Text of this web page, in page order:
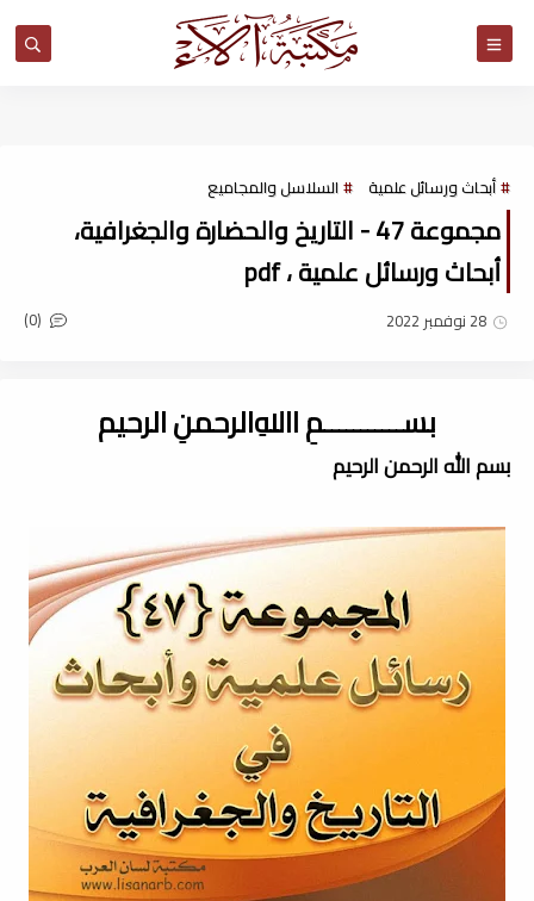
أبحاث ورسائل علمية السلاسل والمجاميع
مجموعة 47 - التاريخ والحضارة والجغرافية،
أبحاث ورسائل علمية ، pdf
28 نوفمبر 2022 (0)
بســـــــــــمِ اﷲِالرحمنِ الرحيم
بسم الله الرحمن الرحيم